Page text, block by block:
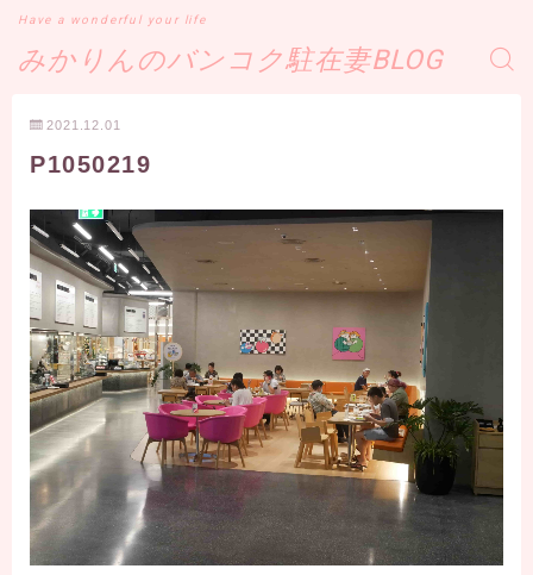
みかりんのバンコク駐在妻BLOG
Have a wonderful your life
2021.12.01
P1050219